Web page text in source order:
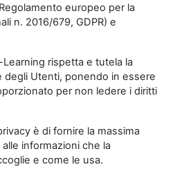
europeo per la
n. 2016/679, GDPR) e
rispetta e tutela la
degli Utenti, ponendo in essere
per non ledere i diritti
è di fornire la massima
informazioni che la
e come le usa.